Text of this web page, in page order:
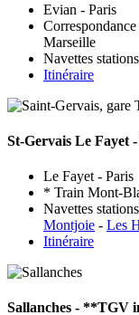
Evian - Paris
Marseille
Navettes
Itinéraire
St-Gervais Le Fayet
Le Fayet - Paris
* Train Mont-
Navettes
Montjoie - Les
Itinéraire
Sallanches - **TGV